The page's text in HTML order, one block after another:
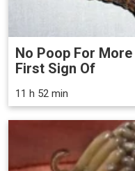
No Poop For
First Sign Of
11 h 52 min